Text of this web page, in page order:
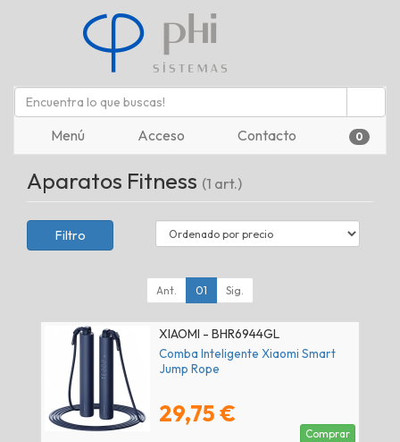
Menú Acceso Contacto 0
Aparatos Fitness (1 art.)
Filtro
Ant. 01 Sig.
XIAOMI - BHR6944GL
Comba Inteligente Xiaomi Smart
Jump Rope
29,75 €
Comprar